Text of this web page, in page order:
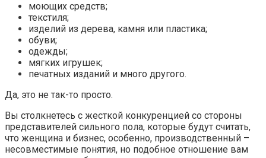
моющих средств;
текстиля;
изделий из дерева, камня или пластика;
обуви;
одежды;
мягких игрушек;
печатных изданий и много другого.
Да, это не так-то просто.
Вы столкнетесь с жесткой конкуренцией со стороны
представителей сильного пола, которые будут считать,
что женщина и бизнес, особенно, производственный –
несовместимые понятия, но подобное отношение вам